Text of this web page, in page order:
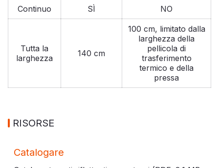
Continuo SÌ NO
Tutta la
larghezza
140 cm
100 cm, limitato dalla
larghezza della
pellicola di
trasferimento
termico e della
pressa
RISORSE
Catalogare